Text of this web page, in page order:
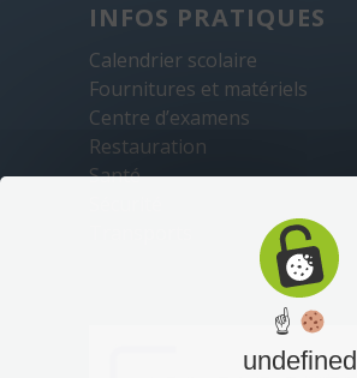
INFOS PRATIQUES
Calendrier scolaire
Fournitures et matériels
Centre d’examens
Restauration
Santé
☝
undefined